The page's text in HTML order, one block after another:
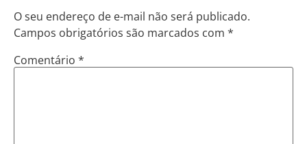
O seu endereço de e-mail não será publicado.
Campos obrigatórios são marcados com *
Comentário *